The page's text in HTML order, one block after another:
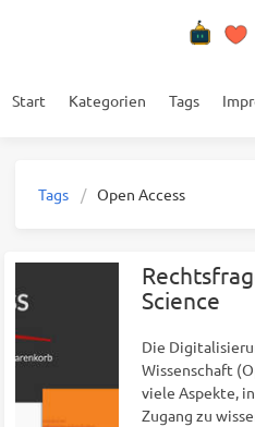
Start Kategorien Tags
Tags Open Access
Science
Die
Wissenschaft
viele Aspekte,
Zugang zu